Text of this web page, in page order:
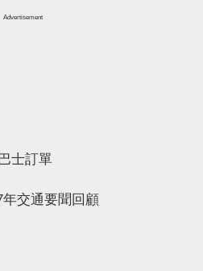
Advertisement
士訂單
年交通要聞回顧